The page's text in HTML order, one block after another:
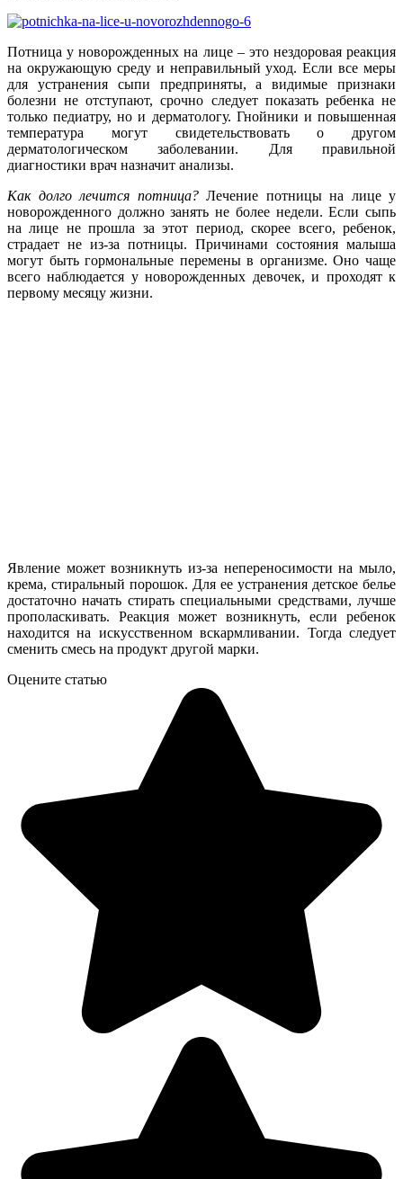
Потница у новорожденных на лице – это нездоровая реакция
на окружающую среду и неправильный уход. Если все меры
для устранения сыпи предприняты, а видимые признаки
болезни не отступают, срочно следует показать ребенка не
только педиатру, но и дерматологу. Гнойники и повышенная
температура могут свидетельствовать о другом
дерматологическом заболевании. Для правильной
диагностики врач назначит анализы.
Как долго лечится потница?Лечение потницы на лице у
новорожденного должно занять не более недели. Если сыпь
на лице не прошла за этот период, скорее всего, ребенок,
страдает не из-за потницы. Причинами состояния малыша
могут быть гормональные перемены в организме. Оно чаще
всего наблюдается у новорожденных девочек, и проходят к
первому месяцу жизни.
Явление может возникнуть из-за непереносимости на мыло,
крема, стиральный порошок. Для ее устранения детское белье
достаточно начать стирать специальными средствами, лучше
прополаскивать. Реакция может возникнуть, если ребенок
находится на искусственном вскармливании. Тогда следует
сменить смесь на продукт другой марки.
Оцените статью